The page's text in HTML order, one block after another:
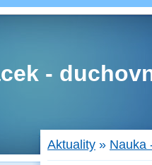
-
Aktuality » Nauka